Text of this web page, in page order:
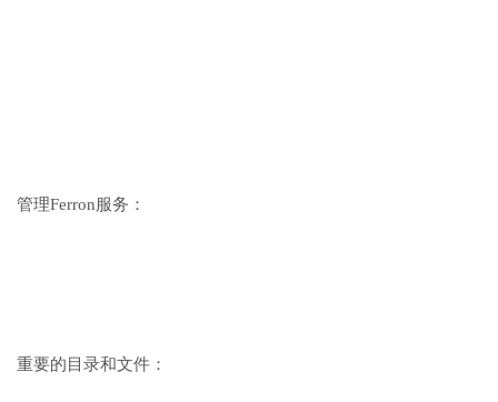
管理Ferron服务：
重要的目录和文件：